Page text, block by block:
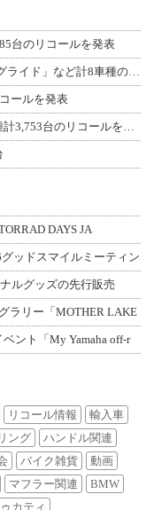
台のリコールを発表
ールを発表
DAYS JA
ッドスマイルミーティン
ルグッズの先行販売
ラリー「MOTHER LAKE
ント「My Yamaha off-r
リコール情報
輸入車
ング
ハンドル関連
バイク雑貨
動画
マフラー関連
BMW
ゥカティ